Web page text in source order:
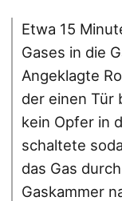
Etwa 15
Gases in die
Angeklagte
der einen Tür
kein Opfer in
schaltete
das Gas
Gaskammer